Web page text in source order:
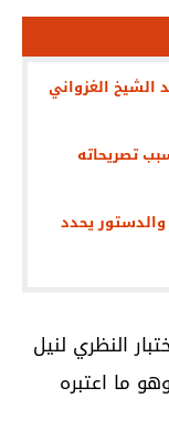
الشيخ الغزواني
تصريحاته
يحدد
النظري لنيل
المائة، وهو ما اعتبره